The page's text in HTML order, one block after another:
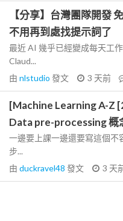
【分享】台灣團隊開發
不用再到處找提示詞了
最近 AI 幾乎已經變成每天工
Claud...
由 nlstudio 發文 3 天前
[Machine Learning A-Z
Data pre-processing 概
一邊要上課一邊還要寫這個不
步...
由 duckravel48 發文 3 天